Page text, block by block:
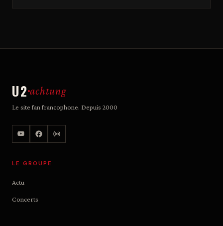
U2 achtung
Le site fan francophone. Depuis 2000
LE GROUPE
Actu
Concerts